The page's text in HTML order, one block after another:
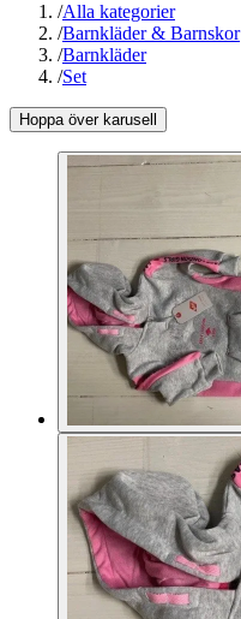
/Alla kategorier
/Barnkläder & Barnskor
/Barnkläder
/Set
Hoppa över karusell